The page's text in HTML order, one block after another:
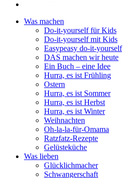
Was machen
Do-it-yourself für Kids
Do-it-yourself mit Kids
Easypeasy do-it-yourself
DAS machen wir heute
Ein Buch – eine Idee
Hurra, es ist Frühling
Ostern
Hurra, es ist Sommer
Hurra, es ist Herbst
Hurra, es ist Winter
Weihnachten
Oh-la-la-für-Omama
Ratzfatz-Rezepte
Gelüsteküche
Was lieben
Glücklichmacher
Schwangerschaft